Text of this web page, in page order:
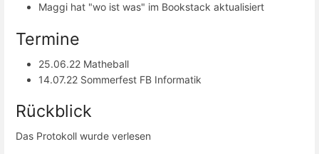
Maggi hat "wo ist was" im Bookstack aktualisiert
Termine
25.06.22 Matheball
14.07.22 Sommerfest FB Informatik
Rückblick
Das Protokoll wurde verlesen